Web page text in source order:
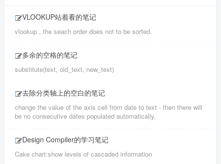
VLOOKUP站着看的笔记
vlookup , the seach order does not to be sorted.
多余的空格的笔记
substitute(text, old_text, new_text)
去除分类轴上的空白的笔记
change the value of the axis cell from date to text - then there will
be no consecutive dates populated automatically.
Design Compiler的学习笔记
Cake chart:show levels of cascaded information